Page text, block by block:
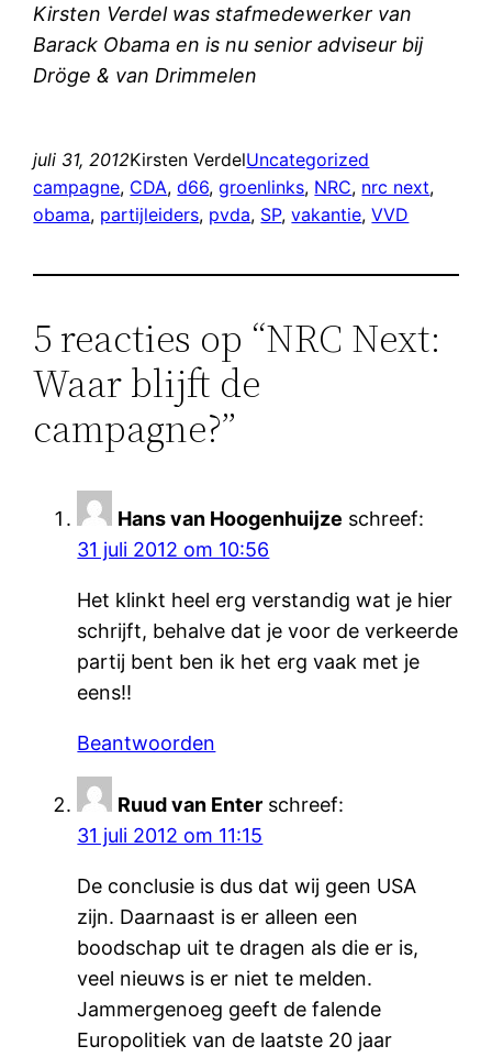
Kirsten Verdel was stafmedewerker van
Barack Obama en is nu senior adviseur bij
Dröge & van Drimmelen
juli 31, 2012Kirsten VerdelUncategorized
campagne, CDA, d66, groenlinks, NRC, nrc next
obama, partijleiders, pvda, SP, vakantie, VVD
5 reacties op “NRC Next:
Waar blijft de
campagne?”
Hans van Hoogenhuijze schreef:
31 juli 2012 om 10:56
Het klinkt heel erg verstandig wat je hier
schrijft, behalve dat je voor de verkeerde
partij bent ben ik het erg vaak met je
eens!!
Beantwoorden
Ruud van Enter schreef:
31 juli 2012 om 11:15
De conclusie is dus dat wij geen USA
zijn. Daarnaast is er alleen een
boodschap uit te dragen als die er is,
veel nieuws is er niet te melden.
Jammergenoeg geeft de falende
Europolitiek van de laatste 20 jaar